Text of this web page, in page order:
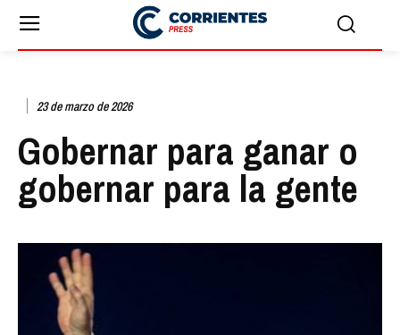
23 de marzo de 2026
Gobernar para ganar o
gobernar para la gente